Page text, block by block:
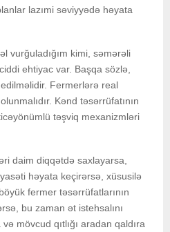
lazımi səviyyədə həyata
vurğuladığım kimi, səmərəli
ehtiyac var. Başqa sözlə,
Fermerlərə real
Kənd təsərrüfatının
təşviq mexanizmləri
daim diqqətdə saxlayarsa,
həyata keçirərsə, xüsusilə
fermer təsərrüfatlarının
bu zaman ət istehsalını
mövcud qıtlığı aradan qaldıra